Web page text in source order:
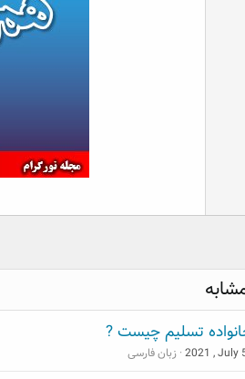
تسلیم چیست ?
2021 , July زبان فارسی